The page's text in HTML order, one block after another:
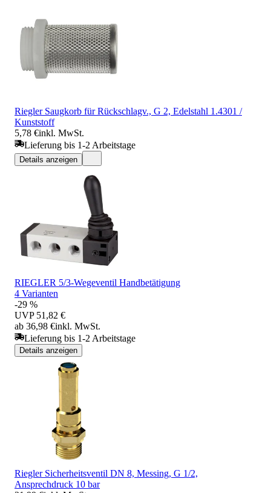
Riegler Saugkorb für Rückschlagv., G 2, Edelstahl 1.4301 /
Kunststoff
5,78 €inkl. MwSt.
Lieferung bis 1-2 Arbeitstage
Details anzeigen
RIEGLER 5/3-Wegeventil Handbetätigung
4 Varianten
-29 %
UVP 51,82 €
ab 36,98 €inkl. MwSt.
Lieferung bis 1-2 Arbeitstage
Details anzeigen
Riegler Sicherheitsventil DN 8, Messing, G 1/2,
Ansprechdruck 10 bar